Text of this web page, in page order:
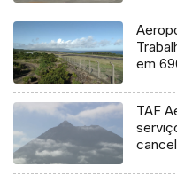
em
TAF